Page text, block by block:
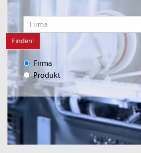
Finden!
Firma
Produkt